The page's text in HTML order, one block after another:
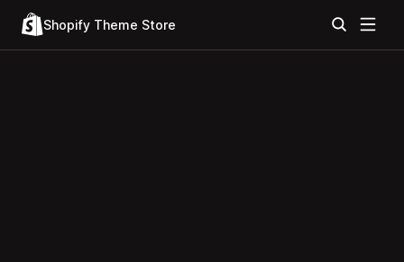
Shopify Theme Store